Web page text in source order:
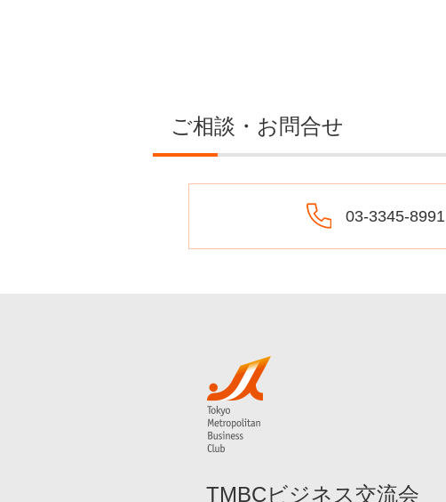
ご相談・お問合せ
03-3345-8991
TMBCビジネス交流会